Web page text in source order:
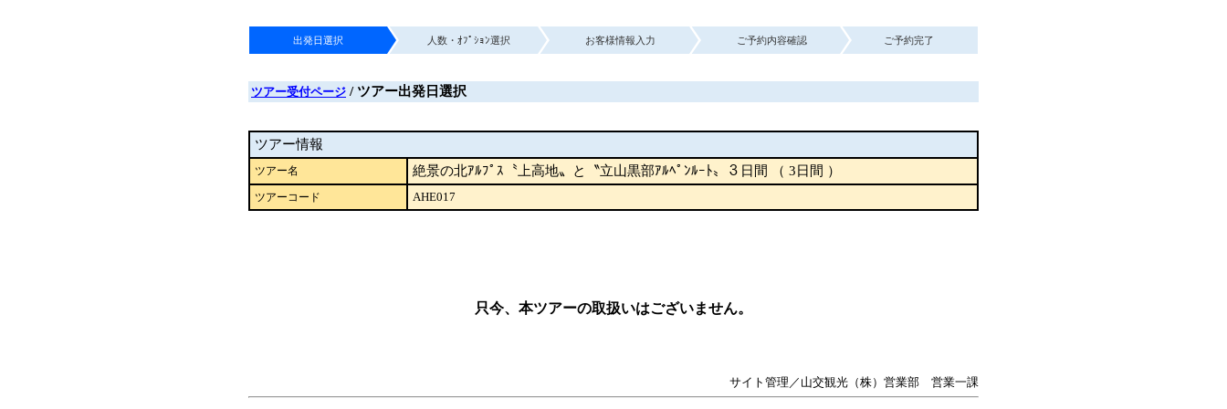
出発日選択 人数・ｵﾌﾟｼｮﾝ選択 お客様情報入力 ご予約内容確認 ご予約完了
ツアー受付ページ / ツアー出発日選択
ツアー情報
ツアー名 絶景の北ｱﾙﾌﾟｽ〝上高地〟と〝立山黒部ｱﾙﾍﾟﾝﾙｰﾄ〟３日間 （ 3日間 ）
ツアーコード AHE017
只今、本ツアーの取扱いはございません。
サイト管理／山交観光（株）営業部 営業一課